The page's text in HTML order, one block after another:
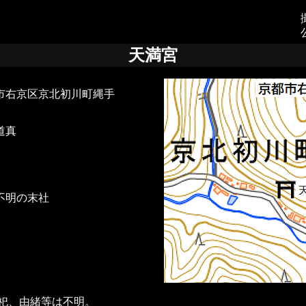
天満宮
右京区京北初川町縄手
真
明の末社
由緒等は不明。